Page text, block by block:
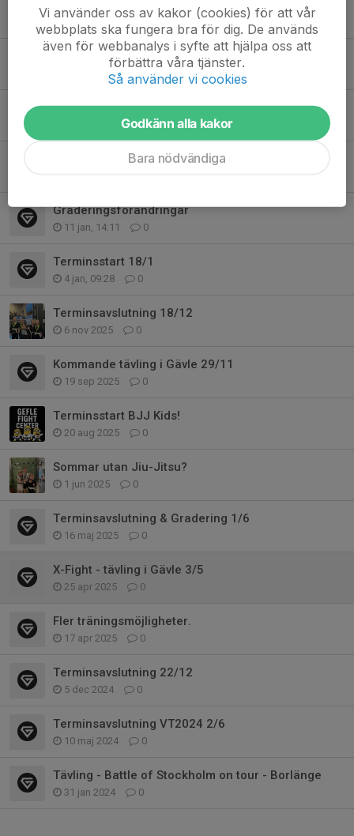
Tidigare nyheter
Gradering & Säsongsavslutning
18 maj, 10:22 0
Inget barnpass på påskdagen (5/4)
0
Tävlingar att hålla koll på VT-26
Graderingsförändringar
11 jan, 14:11 0
Terminsstart 18/1
4 jan, 09:28 0
Terminsavslutning 18/12
6 nov 2025 0
Kommande tävling i Gävle 29/11
19 sep 2025 0
Terminsstart BJJ Kids!
20 aug 2025 0
Sommar utan Jiu-Jitsu?
1 jun 2025 0
Terminsavslutning & Gradering 1/6
16 maj 2025 0
X-Fight - tävling i Gävle 3/5
25 apr 2025 0
Fler träningsmöjligheter.
17 apr 2025 0
Terminsavslutning 22/12
5 dec 2024 0
Terminsavslutning VT2024 2/6
10 maj 2024 0
Tävling - Battle of Stockholm on tour - Borlänge
31 jan 2024 0
Vi använder oss av kakor (cookies) för att vår
webbplats ska fungera bra för dig. De används
även för webbanalys i syfte att hjälpa oss att
förbättra våra tjänster.
Så använder vi cookies
Godkänn alla kakor
Bara nödvändiga